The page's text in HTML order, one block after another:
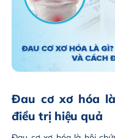
Đau cơ xơ hóa
điều trị hiệu quả